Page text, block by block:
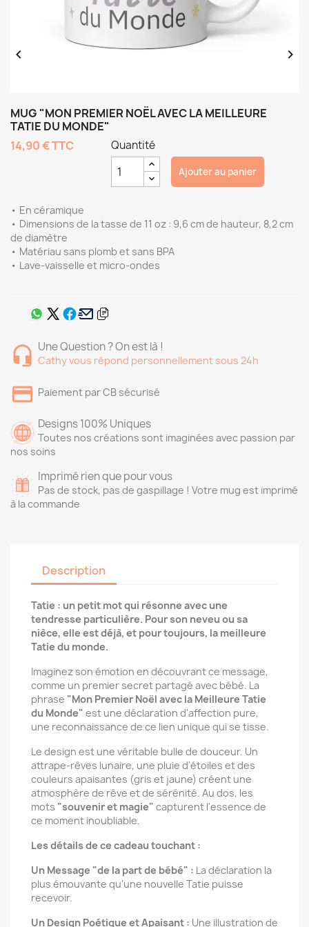
 
MUG "MON PREMIER NOËL AVEC LA MEILLEURE
TATIE DU MONDE"
14,90 €TTC
• En céramique
• Dimensions de la tasse de 11 oz : 9,6 cm de hauteur, 8,2 cm
de diamètre
• Matériau sans plomb et sans BPA
• Lave-vaisselle et micro-ondes
Quantité
Ajouter au panier
Une Question ? On est là !
Cathy vous répond personnellement sous 24h
Paiement par CB sécurisé
Designs 100% Uniques
Toutes nos créations sont imaginées avec passion par
nos soins
Imprimé rien que pour vous
Pas de stock, pas de gaspillage ! Votre mug est imprimé
à la commande
Description
Tatie : un petit mot qui résonne avec une
tendresse particulière. Pour son neveu ou sa
nièce, elle est déjà, et pour toujours, la meilleure
Tatie du monde.
Imaginez son émotion en découvrant ce message,
comme un premier secret partagé avec bébé. La
phrase "Mon Premier Noël avec la Meilleure Tatie
du Monde" est une déclaration d'affection pure,
une reconnaissance de ce lien unique qui se tisse.
Le design est une véritable bulle de douceur. Un
attrape-rêves lunaire, une pluie d'étoiles et des
couleurs apaisantes (gris et jaune) créent une
atmosphère de rêve et de sérénité. Au dos, les
mots "souvenir et magie" capturent l'essence de
ce moment inoubliable.
Les détails de ce cadeau touchant :
Un Message "de la part de bébé" : La déclaration la
plus émouvante qu'une nouvelle Tatie puisse
recevoir.
Un Design Poétique et Apaisant : Une illustration de